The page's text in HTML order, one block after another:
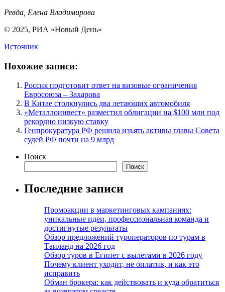
Ревда, Елена Владимирова
© 2025, РИА «Новый День»
Источник
Похожие записи:
Россия подготовит ответ на визовые ограничения
Евросоюза – Захарова
В Китае столкнулись два летающих автомобиля
«Металлоинвест» разместил облигации на $100 млн под
рекордно низкую ставку
Генпрокуратура РФ решила изъять активы главы Совета
судей РФ почти на 9 млрд
Поиск
Поиск
Последние записи
Промоакции в маркетинговых кампаниях:
уникальные идеи, профессиональная команда и
достигнутые результаты
Обзор предложений туроператоров по турам в
Таиланд на 2026 год
Обзор туров в Египет с вылетами в 2026 году
Почему клиент уходит, не оплатив, и как это
исправить
Обман брокера: как действовать и куда обратиться